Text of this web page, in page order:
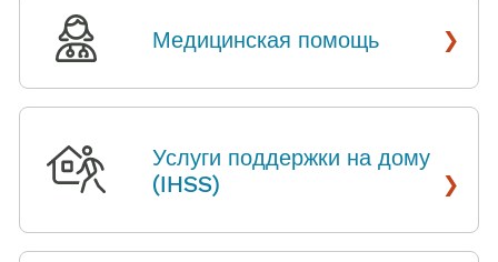
Медицинская помощь ›
Услуги поддержки на дому
(IHSS)
›